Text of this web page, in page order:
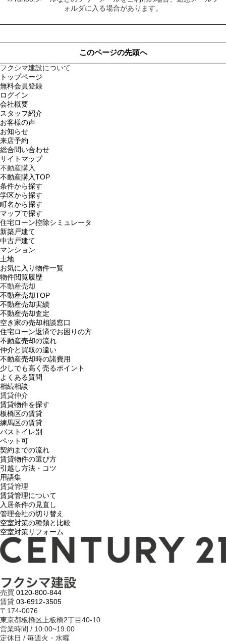
ォルダに入る場合があります。
このページの先頭へ
フクシマ建設について
トップページ
無料会員登録
ログイン
会社概要
スタッフ紹介
お客様の声
お知らせ
来店予約
総合問い合わせ
サイトマップ
不動産購入
不動産購入TOP
条件から探す
学区から探す
町名から探す
マップで探す
住宅ローン控除シミュレータ
新築戸建て
中古戸建て
マンション
土地
お気に入り物件一覧
物件閲覧履歴
不動産売却
不動産売却TOP
不動産売却実績
不動産売却査定
空き家の売却相談窓口
住宅ローン返済でお困りの方
不動産売却の流れ
仲介と買取の違い
不動産売却時の諸費用
少しでも高く売るポイント
よくある質問
相続相談
賃貸仲介
賃貸物件を探す
板橋区の賃貸
練馬区の賃貸
バストイレ別
ペット可
契約までの流れ
賃貸物件の選び方
引越し方法・コツ
用語集
賃貸管理
賃貸管理について
入居条件の見直し
管理会社の切り替え
空室対策の種類と比較
空室対策リフォーム
売買 0120-800-844
賃貸 03-6912-3505
〒174-0076
東京都板橋区上板橋2丁目40-10
営業時間 / 10:00~19:00
定休日 / 毎週火・水曜